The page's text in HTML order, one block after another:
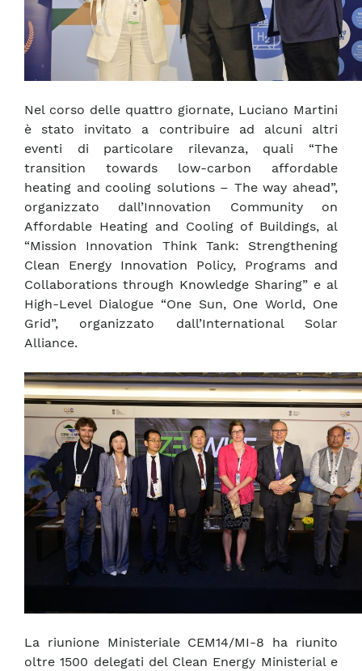
Nel corso delle quattro giornate, Luciano Martini
è stato invitato a contribuire ad alcuni altri
eventi di particolare rilevanza, quali “The
transition towards low-carbon affordable
heating and cooling solutions – The way ahead”,
organizzato dall’Innovation Community on
Affordable Heating and Cooling of Buildings, al
“Mission Innovation Think Tank: Strengthening
Clean Energy Innovation Policy, Programs and
Collaborations through Knowledge Sharing” e al
High-Level Dialogue “One Sun, One World, One
Grid”, organizzato dall’International Solar
Alliance.
La riunione Ministeriale CEM14/MI-8 ha riunito
oltre 1500 delegati del Clean Energy Ministerial e